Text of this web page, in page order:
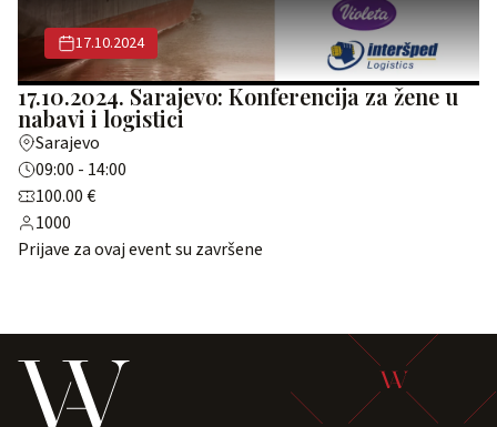
17.10.2024
17.10.2024. Sarajevo: Konferencija za žene u
nabavi i logistici
Sarajevo
09:00 - 14:00
100.00 €
1000
Prijave za ovaj event su završene